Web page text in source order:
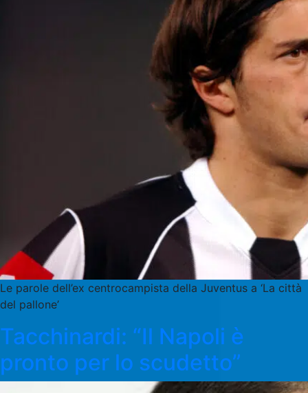
Le parole dell’ex centrocampista della Juventus a ‘La città
del pallone’
Tacchinardi: “Il Napoli è
pronto per lo scudetto”